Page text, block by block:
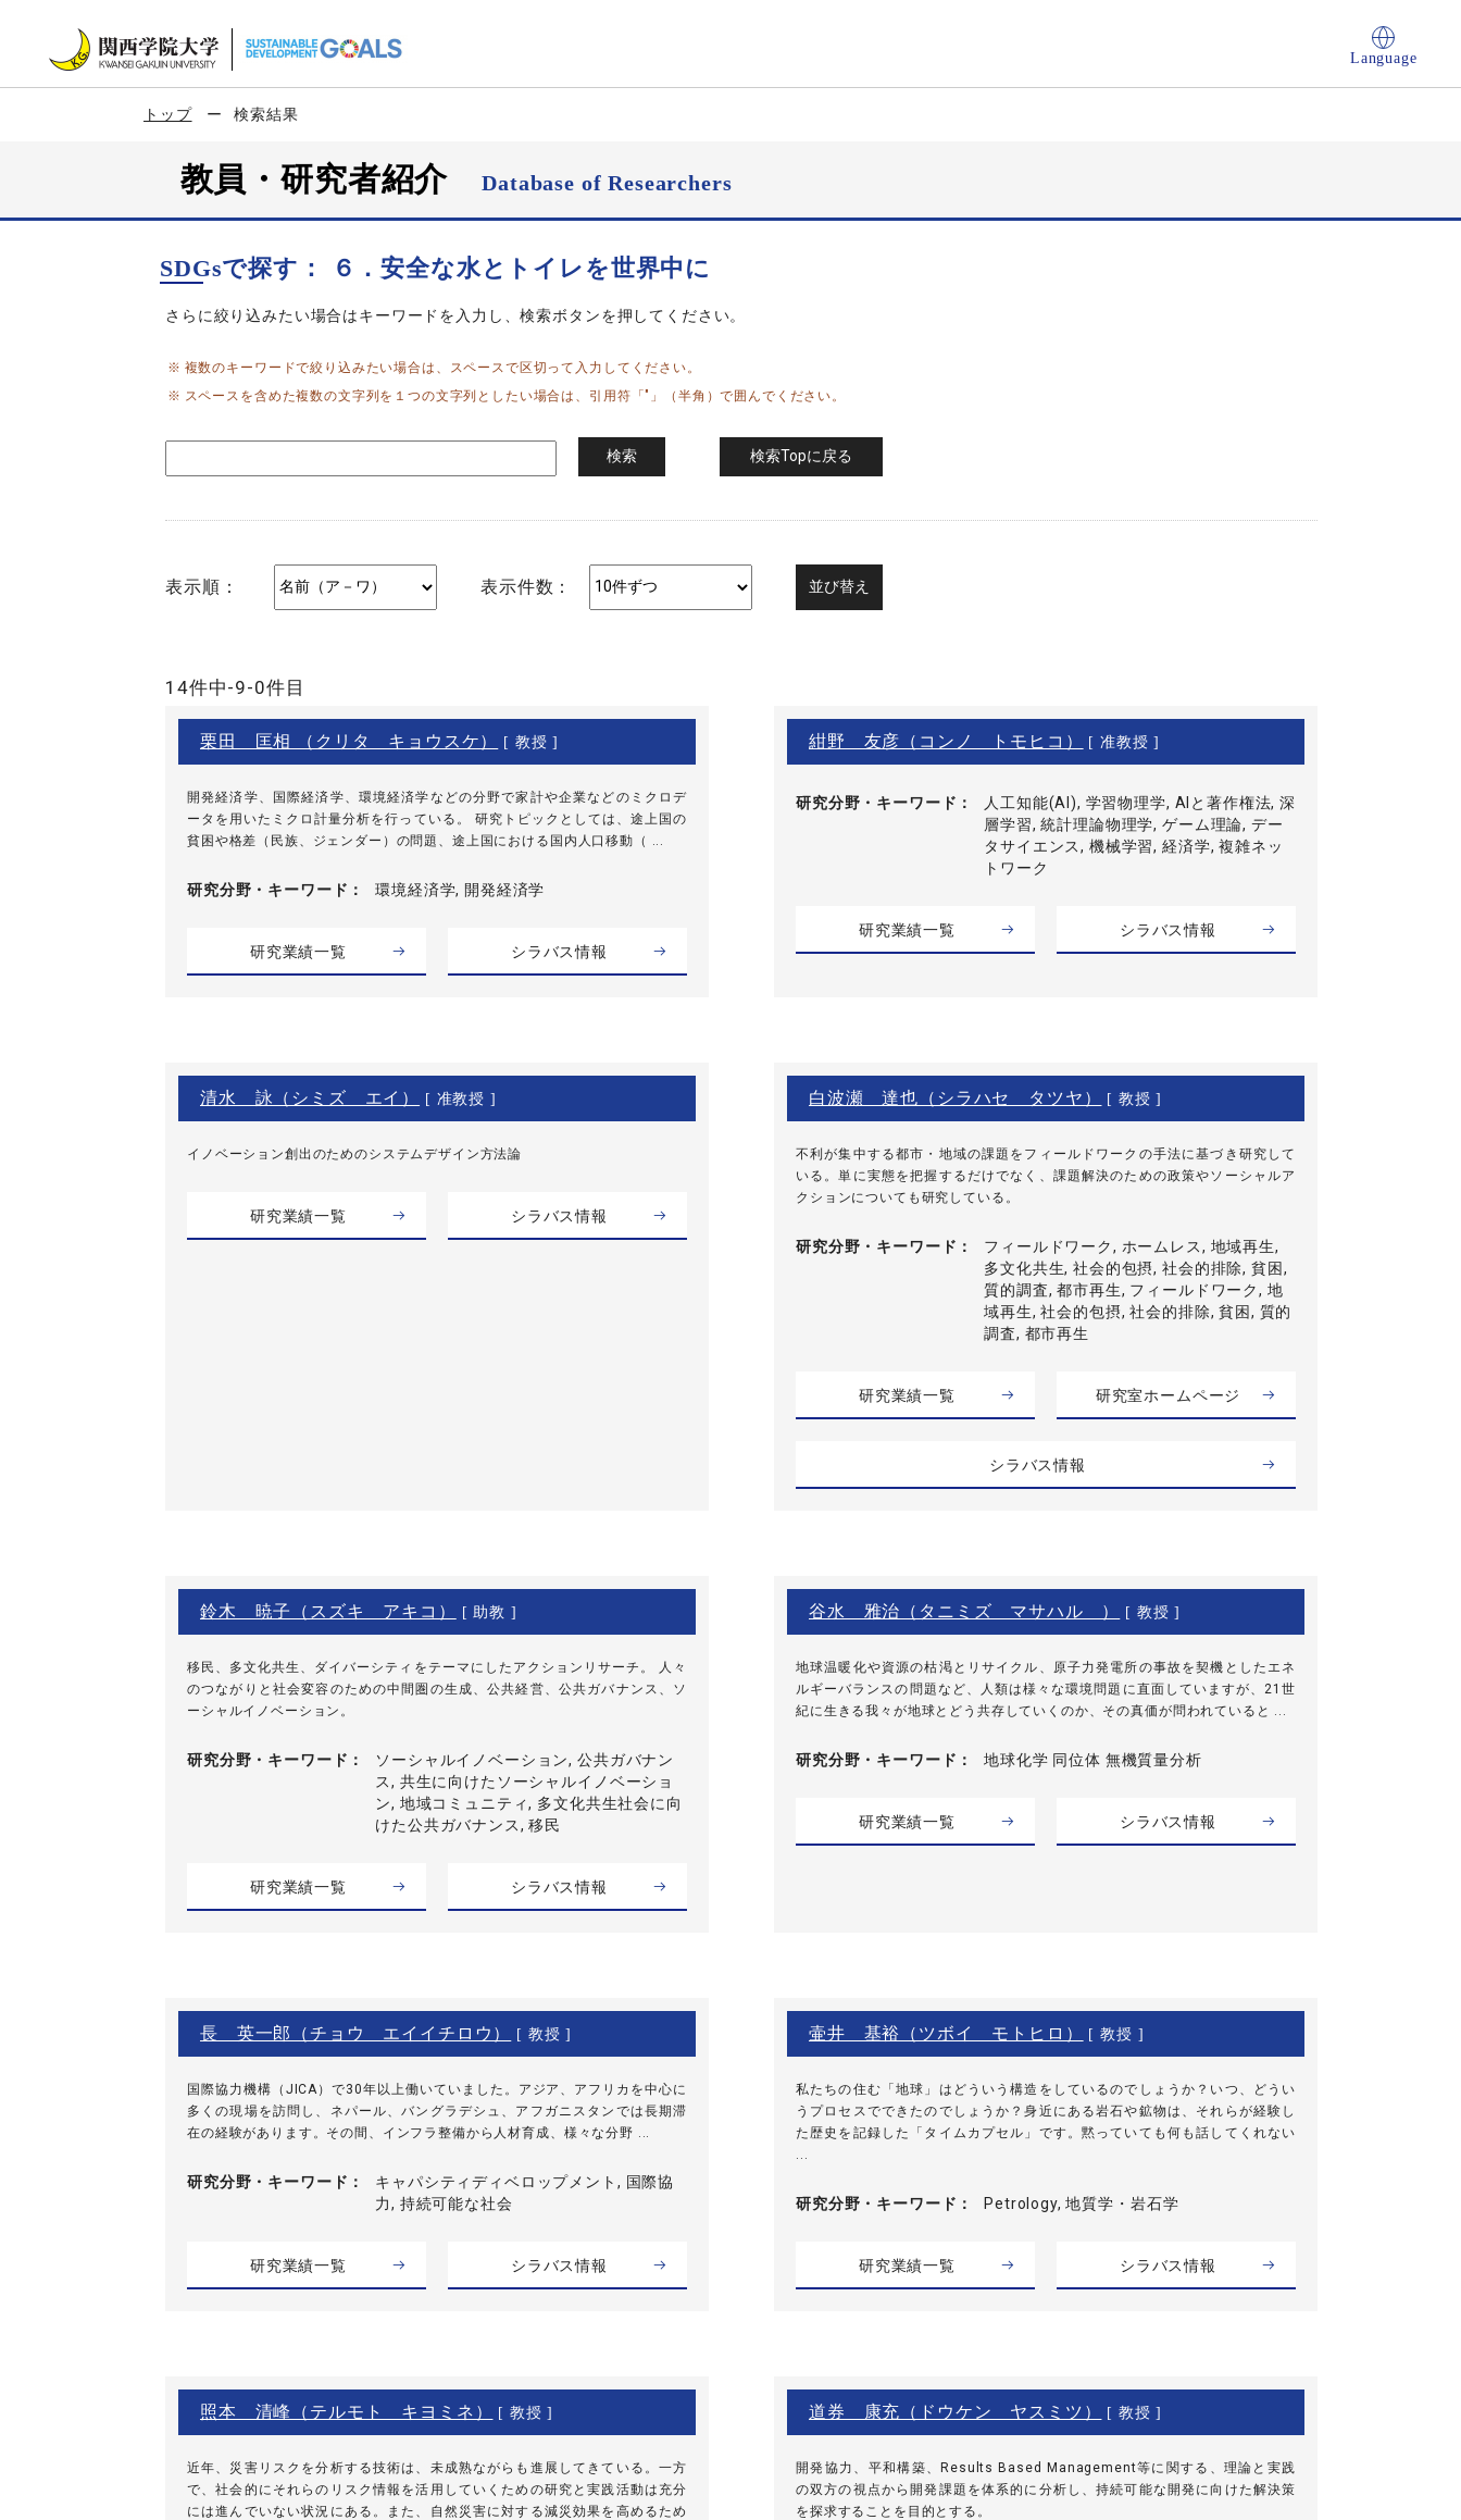
Language
トップ 検索結果
教員・研究者紹介Database of Researchers
SDGsで探す： ６．安全な水とトイレを世界中に
さらに絞り込みたい場合はキーワードを入力し、検索ボタンを押してください。
複数のキーワードで絞り込みたい場合は、スペースで区切って入力してください。
スペースを含めた複数の文字列を１つの文字列としたい場合は、引用符「"」（半角）で囲んでください。
表示順： 表示件数：
14件中-9-0件目
栗田 匡相 （クリタ キョウスケ） [ 教授 ]
開発経済学、国際経済学、環境経済学などの分野で家計や企業などのミクロデ
ータを用いたミクロ計量分析を行っている。 研究トピックとしては、途上国の
貧困や格差（民族、ジェンダー）の問題、途上国における国内人口移動（ ...
研究分野・ キーワード 環境経済学, 開発経済学
研究業績一覧 シラバス情報
紺野 友彦（コンノ トモヒコ） [ 准教授 ]
研究分野・ キーワード
人工知能(AI), 学習物理学, AIと著作権法, 深
層学習, 統計理論物理学, ゲーム理論, デー
タサイエンス, 機械学習, 経済学, 複雑ネッ
トワーク
研究業績一覧 シラバス情報
清水 詠（シミズ エイ） [ 准教授 ]
イノベーション創出のためのシステムデザイン方法論
研究業績一覧 シラバス情報
白波瀬 達也（シラハセ タツヤ） [ 教授 ]
不利が集中する都市・地域の課題をフィールドワークの手法に基づき研究して
いる。単に実態を把握するだけでなく、課題解決のための政策やソーシャルア
クションについても研究している。
研究分野・ キーワード
フィールドワーク, ホームレス, 地域再生,
多文化共生, 社会的包摂, 社会的排除, 貧困,
質的調査, 都市再生, フィールドワーク, 地
域再生, 社会的包摂, 社会的排除, 貧困, 質的
調査, 都市再生
研究業績一覧 研究室ホームページ
シラバス情報
鈴木 暁子（スズキ アキコ） [ 助教 ]
移民、多文化共生、ダイバーシティをテーマにしたアクションリサーチ。 人々
のつながりと社会変容のための中間圏の生成、公共経営、公共ガバナンス、ソ
ーシャルイノベーション。
研究分野・ キーワード
ソーシャルイノベーション, 公共ガバナン
ス, 共生に向けたソーシャルイノベーショ
ン, 地域コミュニティ, 多文化共生社会に向
けた公共ガバナンス, 移民
研究業績一覧 シラバス情報
谷水 雅治（タニミズ マサハル ） [ 教授 ]
地球温暖化や資源の枯渇とリサイクル、原子力発電所の事故を契機としたエネ
ルギーバランスの問題など、人類は様々な環境問題に直面していますが、21世
紀に生きる我々が地球とどう共存していくのか、その真価が問われていると ...
研究分野・ キーワード 地球化学 同位体 無機質量分析
研究業績一覧 シラバス情報
長 英一郎（チョウ エイイチロウ） [ 教授 ]
国際協力機構（JICA）で30年以上働いていました。アジア、アフリカを中心に
多くの現場を訪問し、ネパール、バングラデシュ、アフガニスタンでは長期滞
在の経験があります。その間、インフラ整備から人材育成、様々な分野 ...
研究分野・ キーワード
キャパシティディベロップメント, 国際協
力, 持続可能な社会
研究業績一覧 シラバス情報
壷井 基裕（ツボイ モトヒロ） [ 教授 ]
私たちの住む「地球」はどういう構造をしているのでしょうか？いつ、どうい
うプロセスでできたのでしょうか？身近にある岩石や鉱物は、それらが経験し
た歴史を記録した「タイムカプセル」です。黙っていても何も話してくれない
研究分野・ キーワード Petrology, 地質学・岩石学
研究業績一覧 シラバス情報
照本 清峰（テルモト キヨミネ） [ 教授 ]
近年、災害リスクを分析する技術は、未成熟ながらも進展してきている。一方
で、社会的にそれらのリスク情報を活用していくための研究と実践活動は充分
には進んでいない状況にある。また、自然災害に対する減災効果を高めるため
道券 康充（ドウケン ヤスミツ） [ 教授 ]
開発協力、平和構築、Results Based Management等に関する、理論と実践
の双方の視点から開発課題を体系的に分析し、持続可能な開発に向けた解決策
を探求することを目的とする。